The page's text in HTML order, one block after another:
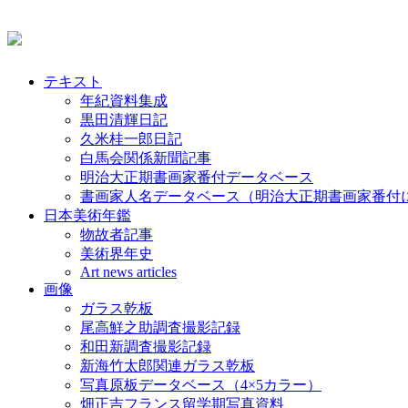
テキスト
年紀資料集成
黒田清輝日記
久米桂一郎日記
白馬会関係新聞記事
明治大正期書画家番付データベース
書画家人名データベース（明治大正期書画家番付
日本美術年鑑
物故者記事
美術界年史
Art news articles
画像
ガラス乾板
尾高鮮之助調査撮影記録
和田新調査撮影記録
新海竹太郎関連ガラス乾板
写真原板データベース（4×5カラー）
畑正吉フランス留学期写真資料